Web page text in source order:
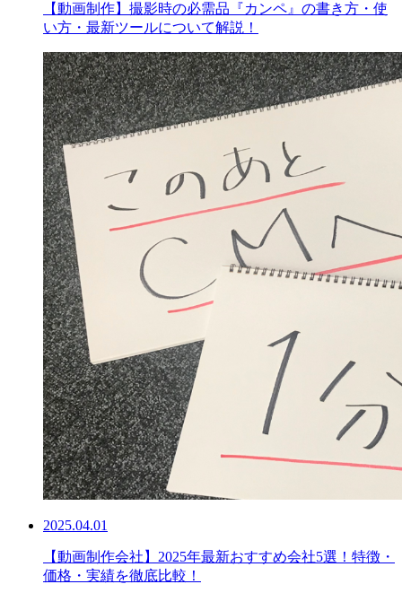
【動画制作】撮影時の必需品『カンペ』の書き方・使
い方・最新ツールについて解説！
2025.04.01
【動画制作会社】2025年最新おすすめ会社5選！特徴・
価格・実績を徹底比較！